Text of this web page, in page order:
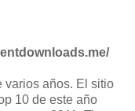
varios años. El sitio
10 de este año